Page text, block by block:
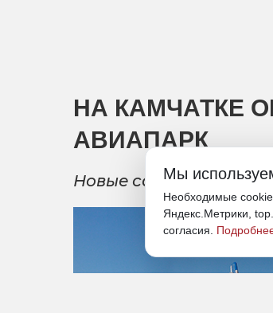
НА КАМЧАТКЕ
АВИАПАРК
Новые самолеты Ил-
Мы
Необходимые cookie
Яндекс.Метрики,
согласия.